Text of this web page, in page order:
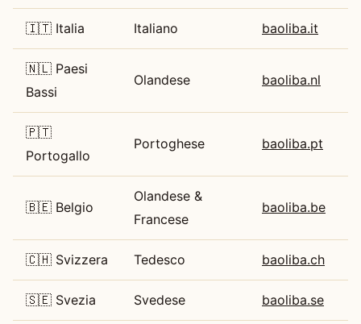
🇮🇹 Italia Italiano baoliba.it
🇳🇱 Paesi
Bassi
Olandese baoliba.nl
🇵🇹
Portogallo
Portoghese baoliba.pt
🇧🇪 Belgio
Olandese &
Francese
baoliba.be
🇨🇭 Svizzera Tedesco baoliba.ch
🇸🇪 Svezia Svedese baoliba.se